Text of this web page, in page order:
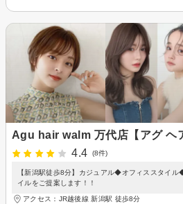
Agu hair walm 万代店【アグ ヘ
4.4
(8件)
【新潟駅徒歩8分】カジュアル◆オフィススタイ
イルをご提案します！！
アクセス：JR越後線 新潟駅 徒歩8分